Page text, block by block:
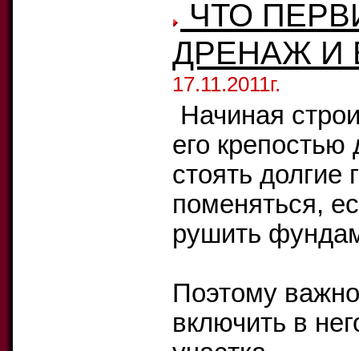
ЧТО
ДРЕНАЖ И
17.11.2011г.
Начиная
его крепостью
стоять
поменяться,
рушить
Поэтому
включить в